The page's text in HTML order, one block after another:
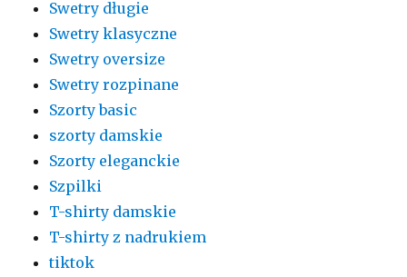
Swetry długie
Swetry klasyczne
Swetry oversize
Swetry rozpinane
Szorty basic
szorty damskie
Szorty eleganckie
Szpilki
T-shirty damskie
T-shirty z nadrukiem
tiktok